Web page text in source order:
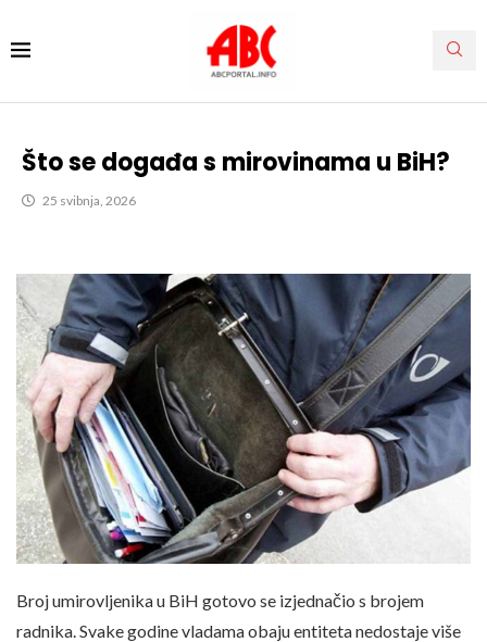
Što se događa s mirovinama u BiH?
25 svibnja, 2026
Broj umirovljenika u BiH gotovo se izjednačio s brojem
radnika. Svake godine vladama obaju entiteta nedostaje više